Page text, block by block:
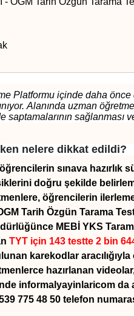
Platformu içinde daha
Alanında uzman
sağlanması
nelere dikkat edildi?
sınava hazırlık
doğru şekilde
öğrencilerin
Tarih Özgün Tarama
MEBİ YKS
TYT için 143 testte 2 bin
karekodlar
hazırlanan
informalyayinlaricom da
775 48 50 telefon